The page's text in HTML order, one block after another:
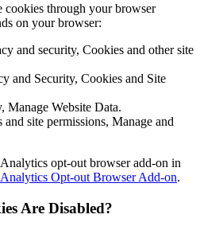
cookies through your browser
on your browser:
and security, Cookies and other site
and Security, Cookies and Site
Manage Website Data.
site permissions, Manage and
opt-out browser add-on in
Opt-out Browser Add-on.
Are Disabled?